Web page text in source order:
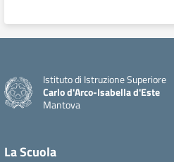
Istituto di Istruzione Superiore
Carlo d'Arco-Isabella d'Este
Mantova
La Scuola